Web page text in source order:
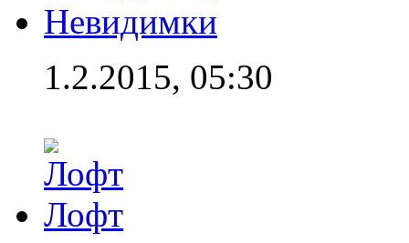
Невидимки
1.2.2015, 05:30
Лофт